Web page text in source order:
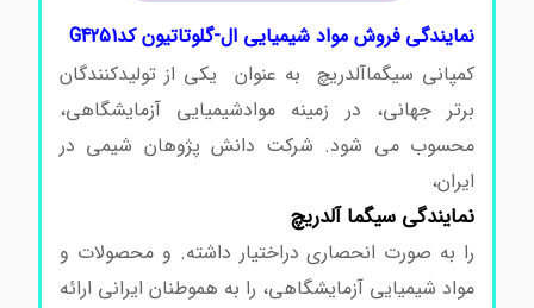
نمایندگی فروش مواد شیمیایی ال-گلوتاتیون کدG4251
کمپانی سیگماآلدریچ به عنوان یکی از تولیدکنندگان
برتر جهانی، در زمینه موادشیمیایی آزمایشگاهی،
محسوب می شود. شرکت دانش پژوهان شیمی در
ایران،
نمایندگی سیگما آلدریچ
را به صورت انحصاری دراختیار داشته. و محصولات و
مواد شیمیایی آزمایشگاهی، را به هموطنان ایرانی ارائه